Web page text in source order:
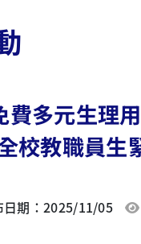
費多元生理
校教職員生
日期：2025/11/05